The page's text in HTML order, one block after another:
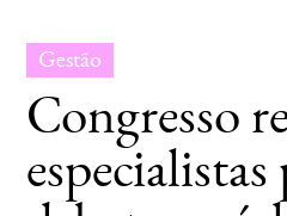
Gestão
Congresso
especialistas